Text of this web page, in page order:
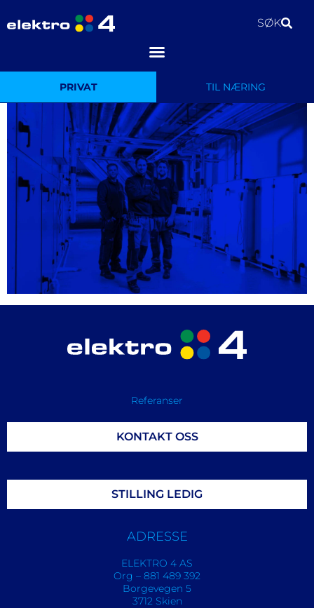
SØK
PRIVAT TIL NÆRING
Referanser
KONTAKT OSS
STILLING LEDIG
ADRESSE
ELEKTRO 4 AS
Org – 881 489 392
Borgevegen 5
3712 Skien